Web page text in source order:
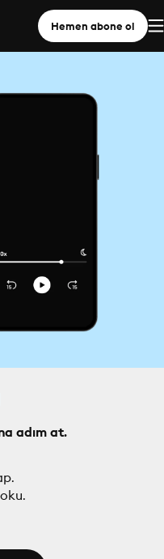
Hemen abone ol
adım at.